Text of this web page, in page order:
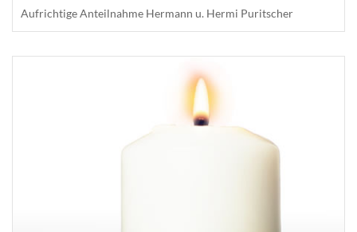
Aufrichtige Anteilnahme Hermann u. Hermi Puritscher